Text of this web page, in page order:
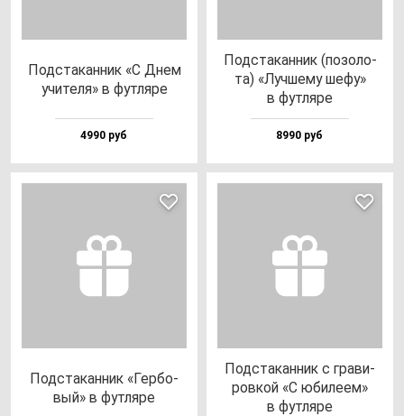
Под­ста­кан­ник «С Днем
учи­те­ля» в фут­ля­ре
4990 руб
Под­ста­кан­ник (по­зо­ло­
та) «Луч­ше­му ше­фу»
в фут­ля­ре
8990 руб
Под­ста­кан­ник «Гер­бо­
вый» в фут­ля­ре
Под­ста­кан­ник с гра­ви­
ров­кой «С юби­ле­ем»
в фут­ля­ре